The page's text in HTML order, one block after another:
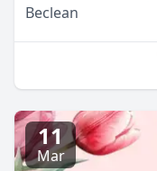
Beclean
11
Mar